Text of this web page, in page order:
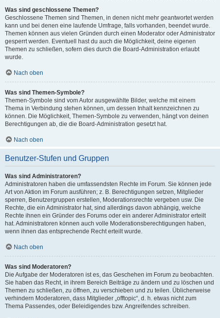
Was sind geschlossene Themen?
Geschlossene Themen sind Themen, in denen nicht mehr geantwortet werden
kann und bei denen eine laufende Umfrage, falls vorhanden, beendet wurde.
Themen können aus vielen Gründen durch einen Moderator oder Administrator
gesperrt werden. Eventuell hast du auch die Möglichkeit, deine eigenen
Themen zu schließen, sofern dies durch die Board-Administration erlaubt
wurde.
Nach oben
Was sind Themen-Symbole?
Themen-Symbole sind vom Autor ausgewählte Bilder, welche mit einem
Thema in Verbindung stehen können, um dessen Inhalt kennzeichnen zu
können. Die Möglichkeit, Themen-Symbole zu verwenden, hängt von deinen
Berechtigungen ab, die die Board-Administration gesetzt hat.
Nach oben
Benutzer-Stufen und Gruppen
Was sind Administratoren?
Administratoren haben die umfassendsten Rechte im Forum. Sie können jede
Art von Aktion im Forum ausführen; z. B. Berechtigungen setzen, Mitglieder
sperren, Benutzergruppen erstellen, Moderationsrechte vergeben usw. Die
Rechte, die ein Administrator hat, sind allerdings davon abhängig, welche
Rechte ihnen ein Gründer des Forums oder ein anderer Administrator erteilt
hat. Administratoren können auch volle Moderationsberechtigungen haben,
wenn ihnen das entsprechende Recht erteilt wurde.
Nach oben
Was sind Moderatoren?
Die Aufgabe der Moderatoren ist es, das Geschehen im Forum zu beobachten.
Sie haben das Recht, in ihrem Bereich Beiträge zu ändern und zu löschen und
Themen zu schließen, zu öffnen, zu verschieben und zu teilen. Üblicherweise
verhindern Moderatoren, dass Mitglieder „offtopic“, d. h. etwas nicht zum
Thema Passendes, oder Beleidigendes bzw. Angreifendes schreiben.